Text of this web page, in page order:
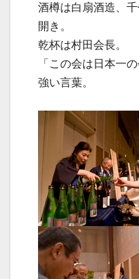
酒樽は白扇酒造、
開き。
乾杯は村田会長。
「この会は日本一
強い言葉。